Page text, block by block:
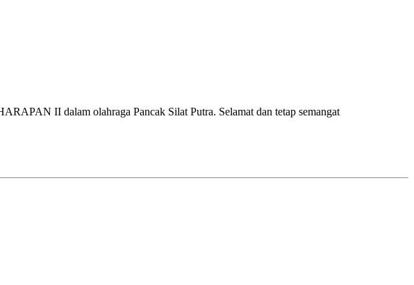
II dalam olahraga Pancak Silat Putra. Selamat dan tetap semangat